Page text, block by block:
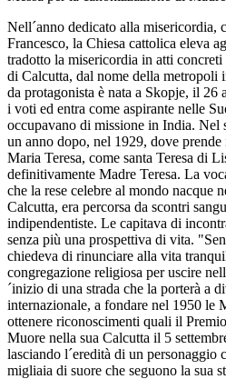
Nell´anno dedicato alla misericordia,
Francesco, la Chiesa cattolica eleva
tradotto la misericordia in atti
di Calcutta, dal nome della metropoli
da protagonista è nata a Skopje, il 26
i voti ed entra come aspirante nelle
occupavano di missione in India. Nel
un anno dopo, nel 1929, dove
Maria Teresa, come santa Teresa di
definitivamente Madre Teresa. La
che la rese celebre al mondo nacque
Calcutta, era percorsa da scontri
indipendentiste. Le capitava di
senza più una prospettiva di vita.
chiedeva di rinunciare alla vita
congregazione religiosa per uscire
´inizio di una strada che la porterà a
internazionale, a fondare nel 1950 le
ottenere riconoscimenti quali il
Muore nella sua Calcutta il 5
lasciando l´eredità di un personaggio
migliaia di suore che seguono la sua